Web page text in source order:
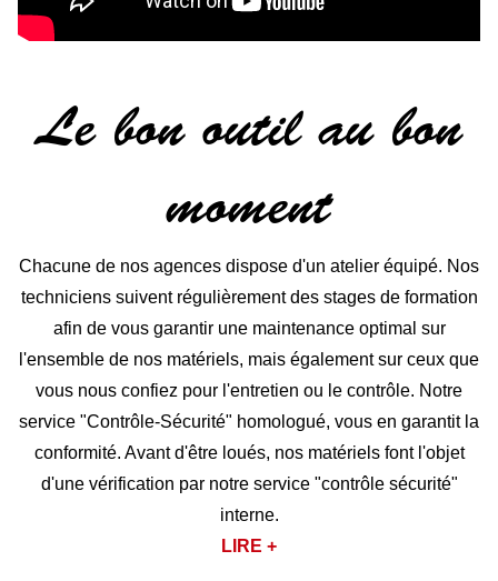
Le bon outil au bon
moment
Chacune de nos agences dispose d'un atelier équipé. Nos
techniciens suivent régulièrement des stages de formation
afin de vous garantir une maintenance optimal sur
l'ensemble de nos matériels, mais également sur ceux que
vous nous confiez pour l'entretien ou le contrôle. Notre
service "Contrôle-Sécurité" homologué, vous en garantit la
conformité. Avant d'être loués, nos matériels font l'objet
d'une vérification par notre service "contrôle sécurité"
interne.
LIRE +